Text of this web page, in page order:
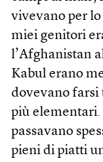
vivevano per
miei genitori
l’Afghanistan
Kabul erano
dovevano farsi
più
passavano
pieni di piatti